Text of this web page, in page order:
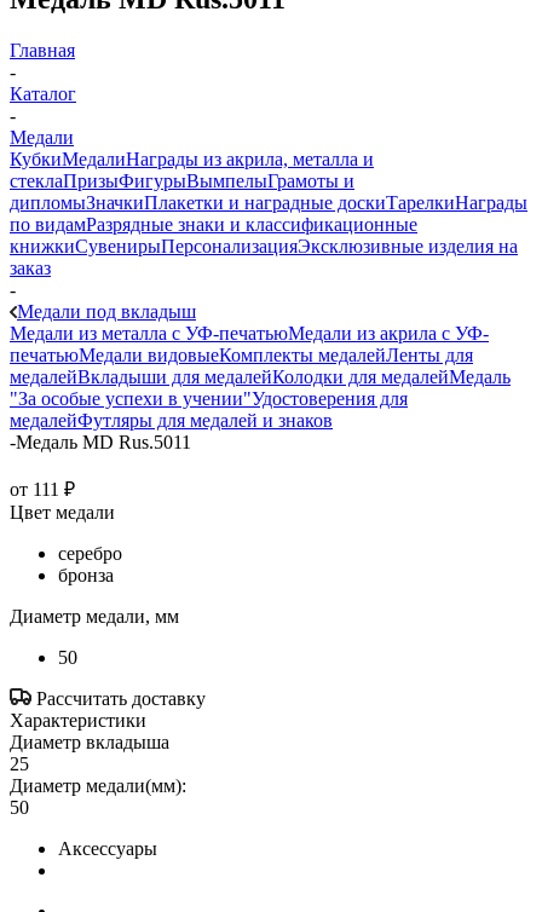
Главная
-
Каталог
-
Медали
КубкиМедалиНаграды из акрила, металла и
стеклаПризыФигурыВымпелыГрамоты и
дипломыЗначкиПлакетки и наградные доскиТарелкиНаграды
по видамРазрядные знаки и классификационные
книжкиСувенирыПерсонализацияЭксклюзивные изделия на
заказ
-
Медали под вкладыш
Медали из металла с УФ-печатьюМедали из акрила с УФ-
печатьюМедали видовыеКомплекты медалейЛенты для
медалейВкладыши для медалейКолодки для медалейМедаль
"За особые успехи в учении"Удостоверения для
медалейФутляры для медалей и знаков
-Медаль MD Rus.5011
от 111 ₽
Цвет медали
серебро
бронза
Диаметр медали, мм
50
Рассчитать доставку
Характеристики
Диаметр вкладыша
25
Диаметр медали(мм):
50
Аксессуары